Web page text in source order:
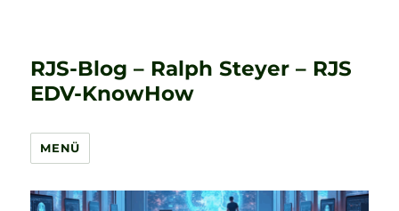
RJS-Blog – Ralph Steyer – RJS
EDV-KnowHow
MENÜ